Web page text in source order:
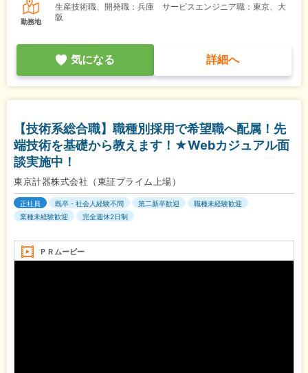
勤務地
生産技術職、開発職：兵庫 サービスエンジニア職：東京、大
阪
気になる 詳細へ
【技術系総合職】職種別採用で希望職へ配属！先
端技術を基礎から教えます！★Webカジュアル面
談実施中！
東京計器株式会社（東証プライム上場）
正社員 既卒・社会人経験不問 第二新卒歓迎
職種未経験歓迎
業種未経験歓迎
完全週休2日制
ＰＲムービー